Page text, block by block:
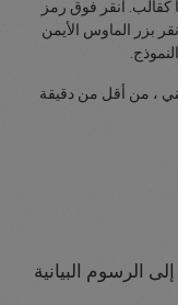
كقالب. انقر فوق رمز
بزر الماوس الأيمن
، من أقل من دقيقة
الرسوم البيانية